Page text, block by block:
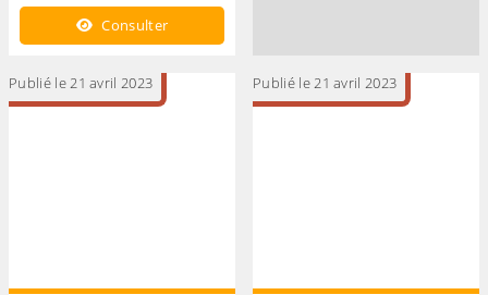
Consulter
Publié le 21 avril 2023 Publié le 21 avril 2023